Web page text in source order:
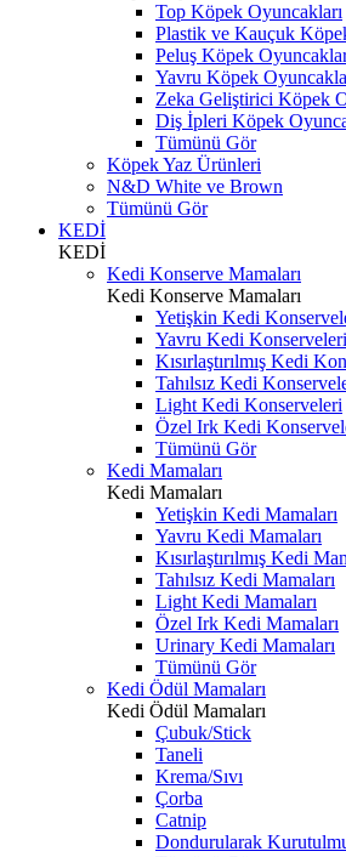
Top Köpek Oyuncakları
Plastik ve Kauçuk
Peluş Köpek
Yavru Köpek
Zeka Geliştirici Köpek
Diş İpleri Köpek
Tümünü Gör
Köpek Yaz Ürünleri
N&D White ve Brown
Tümünü Gör
KEDİ
KEDİ
Kedi Konserve Mamaları
Kedi Konserve Mamaları
Yetişkin Kedi
Yavru Kedi Konserveleri
Kısırlaştırılmış Kedi
Tahılsız Kedi
Light Kedi Konserveleri
Özel Irk Kedi
Tümünü Gör
Kedi Mamaları
Kedi Mamaları
Yetişkin Kedi Mamaları
Yavru Kedi Mamaları
Kısırlaştırılmış Kedi
Tahılsız Kedi Mamaları
Light Kedi Mamaları
Özel Irk Kedi Mamaları
Urinary Kedi Mamaları
Tümünü Gör
Kedi Ödül Mamaları
Kedi Ödül Mamaları
Çubuk/Stick
Taneli
Krema/Sıvı
Çorba
Catnip
Dondurularak